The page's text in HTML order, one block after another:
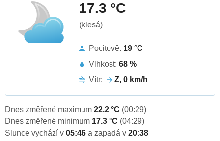
17.3 °C
(klesá)
Pocitově: 19 °C
Vlhkost: 68 %
Vítr:
Z, 0 km/h
Dnes změřené maximum 22.2 °C (00:29)
Dnes změřené minimum 17.3 °C (04:29)
Slunce vychází v 05:46 a zapadá v 20:38